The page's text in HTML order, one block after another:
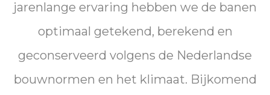
jarenlange ervaring hebben we de banen
optimaal getekend, berekend en
geconserveerd volgens de Nederlandse
bouwnormen en het klimaat. Bijkomend